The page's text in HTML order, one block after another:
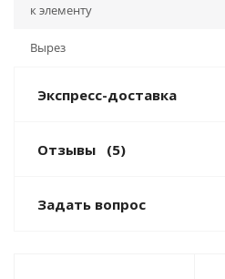
к элементу
Вырез
Экспресс-доставка
Отзывы (5)
Задать вопрос